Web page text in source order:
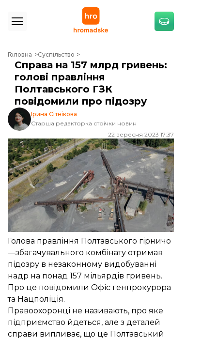
Головна Суспільство
Справа на 157 млрд гривень: голові правління Полтавського ГЗК
Справа на 157 млрд гривень:
голові правління
Полтавського ГЗК
повідомили про підозру
Ірина Сітнікова
Старша редакторка стрічки новин
22 вересня 2023 17:37
Голова правління Полтавського гірничо
—збагачувального комбінату отримав
підозру в незаконному видобуванні
надр на понад 157 мільярдів гривень.
Про це повідомили Офіс генпрокурора
та Нацполіція.
Правоохоронці не називають, про яке
підприємство йдеться, але з деталей
справи випливає, що це Полтавський